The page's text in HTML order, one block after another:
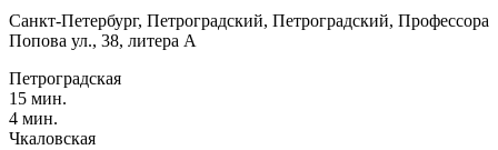
Санкт-Петербург, Петроградский, Петроградский, Профессора
Попова ул., 38, литера А
Петроградская
15 мин.
4 мин.
Чкаловская